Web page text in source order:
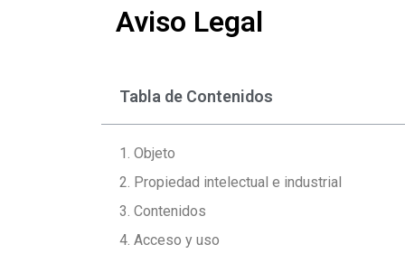
Aviso Legal
Tabla de Contenidos
1. Objeto
2. Propiedad intelectual e industrial
3. Contenidos
4. Acceso y uso